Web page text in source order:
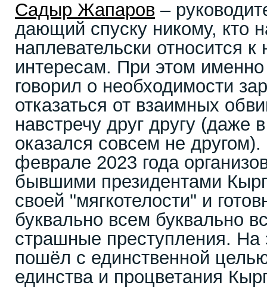
Садыр Жапаров –
дающий спуску никому, кто
наплевательски относится
интересам. При этом
говорил о необходимости
отказаться от взаимных
навстречу друг другу (даже
оказался совсем не
феврале 2023 года
бывшими президентами
своей "мягкотелости" и
буквально всем буквально
страшные преступления. На
пошёл с единственной
единства и процветания